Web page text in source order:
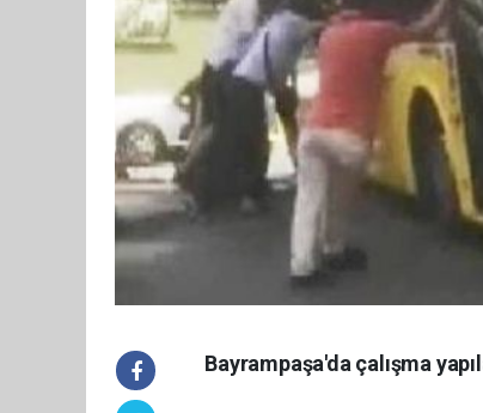
Bayrampaşa'da çalışma